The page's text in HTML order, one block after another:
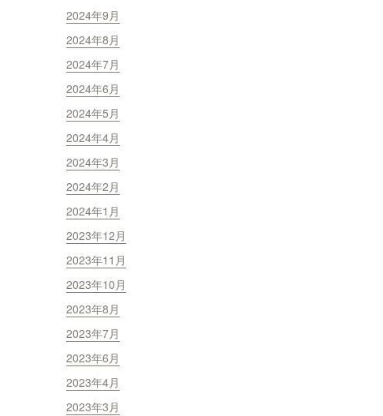
2024年9月
2024年8月
2024年7月
2024年6月
2024年5月
2024年4月
2024年3月
2024年2月
2024年1月
2023年12月
2023年11月
2023年10月
2023年8月
2023年7月
2023年6月
2023年4月
2023年3月